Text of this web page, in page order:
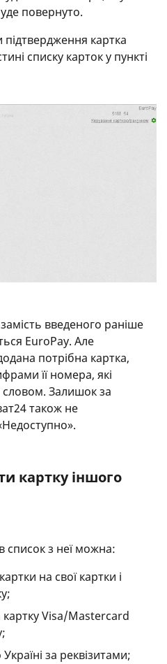
повернуто.
підтвердження картка
списку карток у пункті
введеного раніше
EuroPay. Але
потрібна картка,
її номера, які
Залишок за
також не
картку іншого
список з неї можна:
на свої картки і
Visa/Mastercard
за реквізитами;